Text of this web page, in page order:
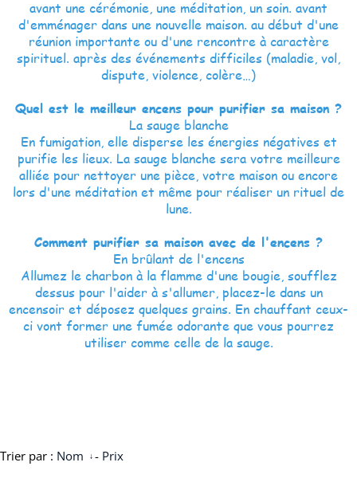
avant une cérémonie, une méditation, un soin. avant
d'emménager dans une nouvelle maison. au début d'une
réunion importante ou d'une rencontre à caractère
spirituel. après des événements difficiles (maladie, vol,
dispute, violence, colère…)
Quel est le meilleur encens pour purifier sa maison ?
La sauge blanche
En fumigation, elle disperse les énergies négatives et
purifie les lieux. La sauge blanche sera votre meilleure
alliée pour nettoyer une pièce, votre maison ou encore
lors d'une méditation et même pour réaliser un rituel de
lune.
Comment purifier sa maison avec de l'encens ?
En brûlant de l'encens
Allumez le charbon à la flamme d'une bougie, soufflez
dessus pour l'aider à s'allumer, placez-le dans un
encensoir et déposez quelques grains. En chauffant ceux-
ci vont former une fumée odorante que vous pourrez
utiliser comme celle de la sauge.
Trier par : Nom - Prix